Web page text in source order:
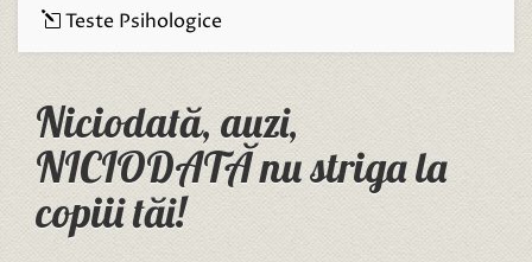
Teste Psihologice
Niciodată, auzi,
NICIODATĂ nu striga la
copiii tăi!